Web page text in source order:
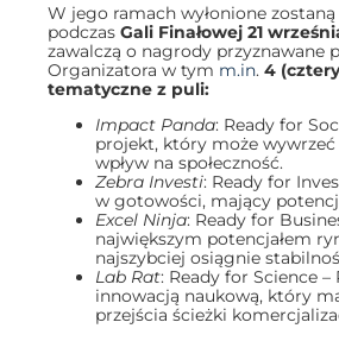
W jego ramach wyłonione
podczas Gali Finałowej 21
zawalczą o nagrody przyznawane
Organizatora w tym m.in. 4
tematyczne z puli:
Impact Panda: Ready for
projekt, który może wywrzeć
wpływ na społeczność.
Zebra Investi: Ready for
w gotowości, mający
Excel Ninja: Ready for
największym potencjałem
najszybciej osiągnie
Lab Rat: Ready for Science –
innowacją naukową, który
przejścia ścieżki